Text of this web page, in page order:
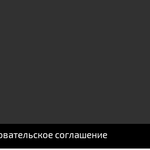
соглашение